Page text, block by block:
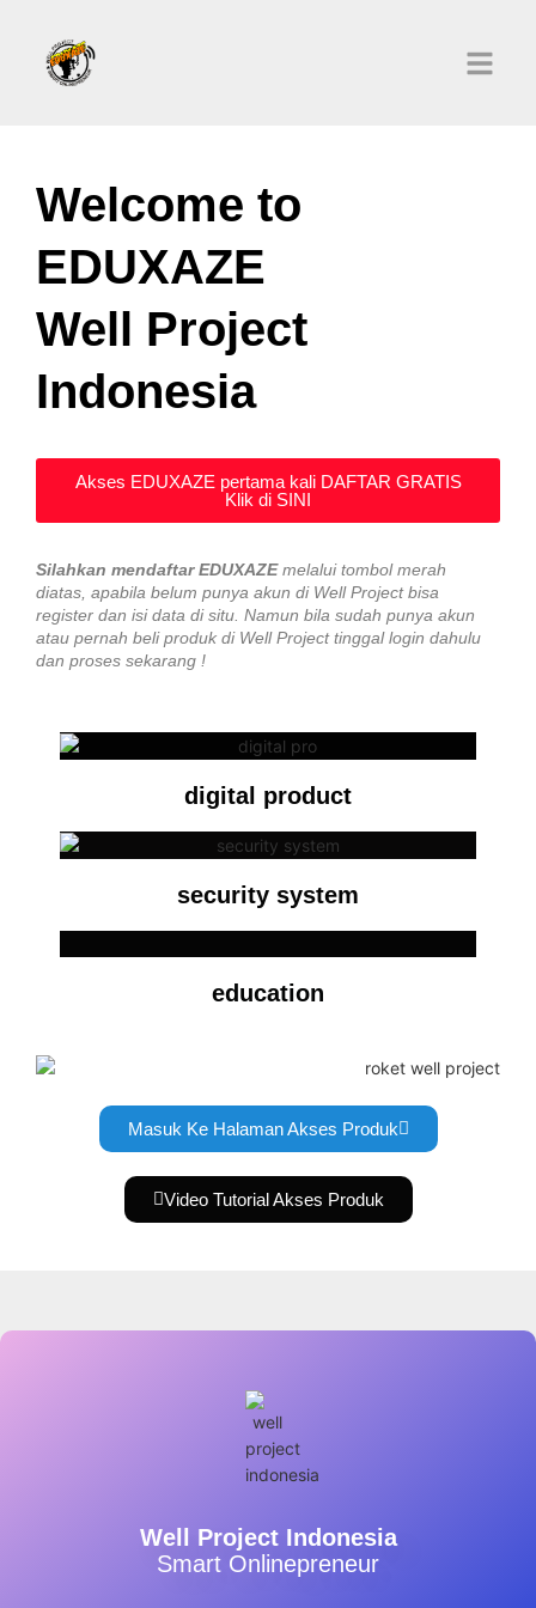
Welcome to
EDUXAZE
Well Project
Indonesia
Akses EDUXAZE pertama kali DAFTAR GRATIS
Klik di SINI
Silahkan mendaftar EDUXAZEmelalui tombol merah
diatas, apabila belum punya akun di Well Project bisa
register dan isi data di situ. Namun bila sudah punya akun
atau pernah beli produk di Well Project tinggal login dahulu
dan proses sekarang !
digital product
security system
education
Masuk Ke Halaman Akses Produk
Video Tutorial Akses Produk
Well Project Indonesia
Smart Onlinepreneur